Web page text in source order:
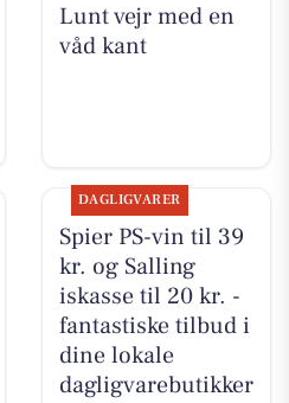
Lunt vejr med en
våd kant
DAGLIGVARER
Spier PS-vin til 39
kr. og Salling
iskasse til 20 kr. -
fantastiske tilbud i
dine lokale
dagligvarebutikker